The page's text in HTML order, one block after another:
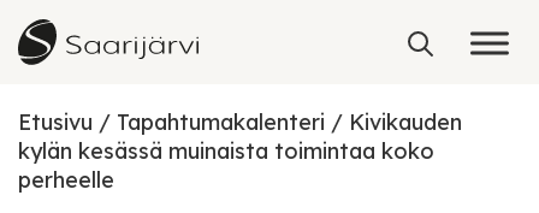
Skip to content
Etusivu Tapahtumakalenteri
Kivikauden
kylän kesässä muinaista toimintaa koko
perheelle